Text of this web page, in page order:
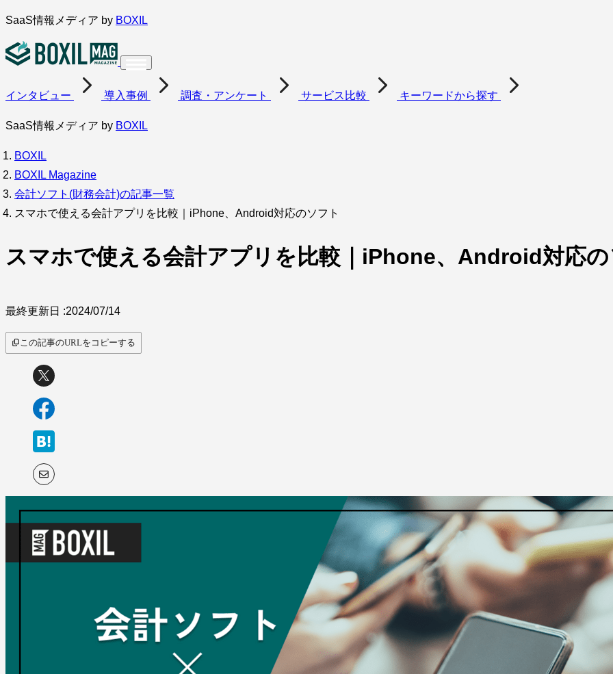
内
を
キ
SaaS情報メディア by BOXIL
インタビュー 導入事例 調査・アンケート サービス比較 キーワードから探す
SaaS情報メディア by BOXIL
BOXIL
BOXIL Magazine
会計ソフト(財務会計)の記事一覧
スマホで使える会計アプリを比較｜iPhone、Android対応のソフト
スマホで使える会計アプリを比較｜iPhone、Android対応
最終更新日 :2024/07/14
この記事のURLをコピーする